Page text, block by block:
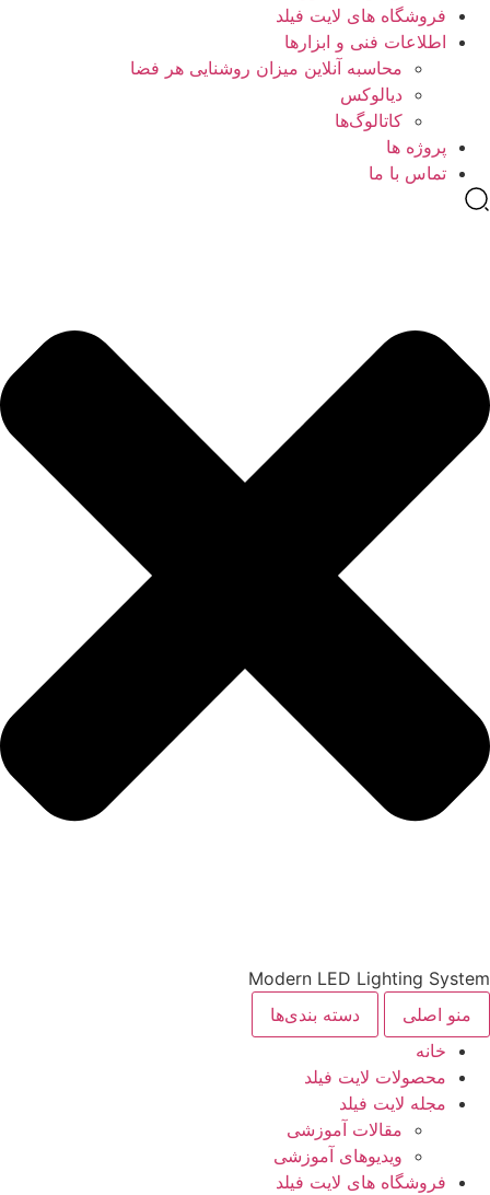
فروشگاه های لایت فیلد
اطلاعات فنی و ابزارها
محاسبه آنلاین میزان روشنایی هر فضا
دیالوکس
کاتالوگ‌ها
پروژه ها
تماس با ما
Modern LED Lighting System
منو اصلی
دسته بندی‌ها
خانه
محصولات لایت فیلد
مجله لایت فیلد
مقالات آموزشی
ویدیوهای آموزشی
فروشگاه های لایت فیلد